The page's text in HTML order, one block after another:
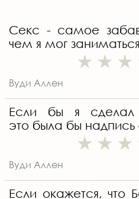
Секс - самое
чем я мог
Вуди Аллен
Если бы я сделал
это была бы
Вуди Аллен
Если окажется, что